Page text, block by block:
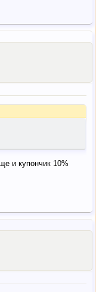
и купончик 10%